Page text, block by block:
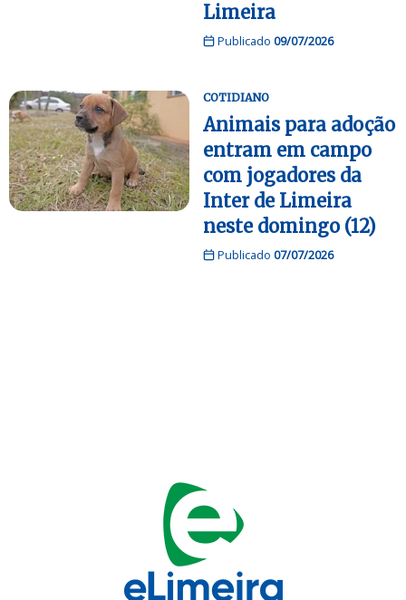
Limeira
Publicado 09/07/2026
COTIDIANO
Animais para adoção
entram em campo
com jogadores da
Inter de Limeira
neste domingo (12)
Publicado 07/07/2026